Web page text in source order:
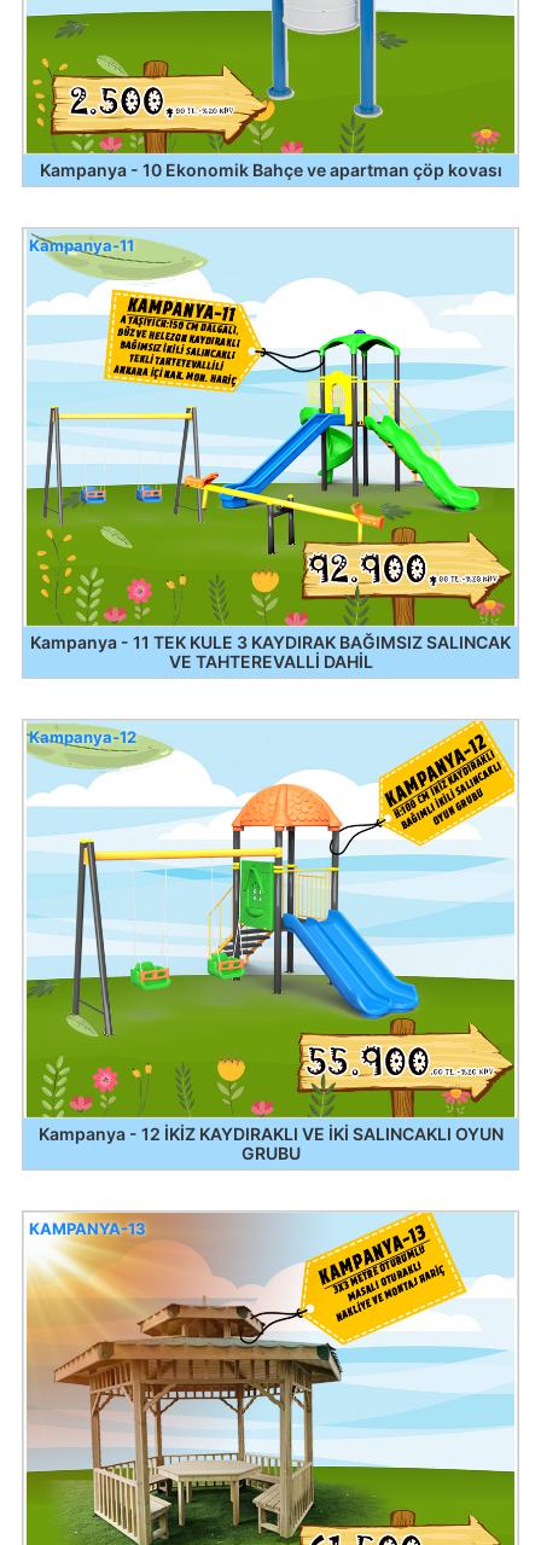
Kampanya - 10 Ekonomik Bahçe ve apartman çöp kovası
Kampanya - 11 TEK KULE 3 KAYDIRAK BAĞIMSIZ SALINCAK
VE TAHTEREVALLİ DAHİL
Kampanya-11
Kampanya - 12 İKİZ KAYDIRAKLI VE İKİ SALINCAKLI OYUN
GRUBU
Kampanya-12
KAMPANYA-13